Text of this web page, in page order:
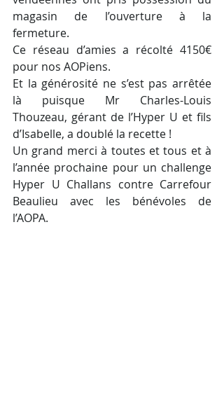
magasin de l’ouverture à la
fermeture.
Ce réseau d’amies a récolté 4150€
pour nos AOPiens.
Et la générosité ne s’est pas arrêtée
là puisque Mr Charles-Louis
Thouzeau, gérant de l’Hyper U et fils
d’Isabelle, a doublé la recette !
Un grand merci à toutes et tous et à
l’année prochaine pour un challenge
Hyper U Challans contre Carrefour
Beaulieu avec les bénévoles de
l’AOPA.